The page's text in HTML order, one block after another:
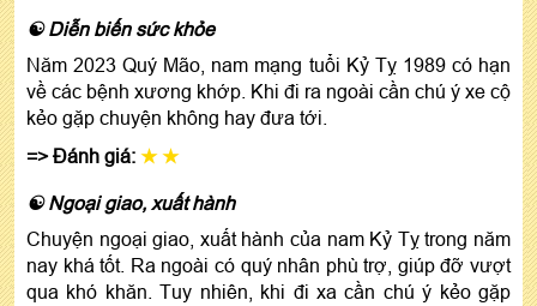
☯ Diễn biến sức khỏe
Năm 2023 Quý Mão, nam mạng tuổi Kỷ Tỵ 1989 có hạn
về các bệnh xương khớp. Khi đi ra ngoài cần chú ý xe cộ
kẻo gặp chuyện không hay đưa tới.
=> Đánh giá: ★ ★
☯ Ngoại giao, xuất hành
Chuyện ngoại giao, xuất hành của nam Kỷ Tỵ trong năm
nay khá tốt. Ra ngoài có quý nhân phù trợ, giúp đỡ vượt
qua khó khăn. Tuy nhiên, khi đi xa cần chú ý kẻo gặp